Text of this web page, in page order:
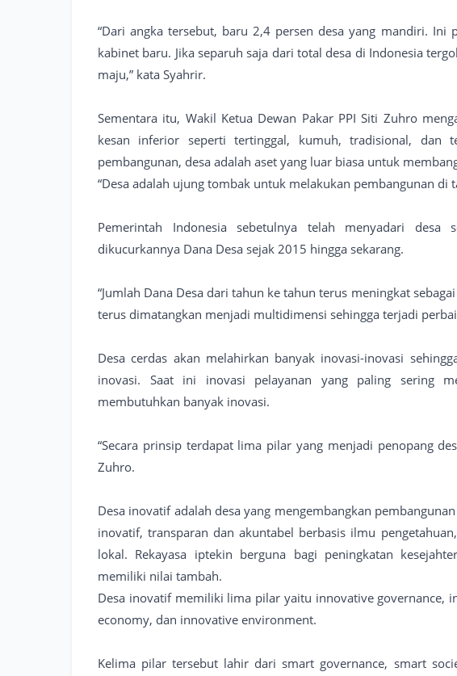
“Dari angka tersebut, baru 2,4 persen desa yang mandiri.
kabinet baru. Jika separuh saja dari total desa di Indonesia
maju,” kata Syahrir.
Sementara itu, Wakil Ketua Dewan Pakar PPI Siti Zuhro
kesan inferior seperti tertinggal, kumuh, tradisional, dan
pembangunan, desa adalah aset yang luar biasa untuk
“Desa adalah ujung tombak untuk melakukan pembangunan di
Pemerintah Indonesia sebetulnya telah menyadari desa
dikucurkannya Dana Desa sejak 2015 hingga sekarang.
“Jumlah Dana Desa dari tahun ke tahun terus meningkat
terus dimatangkan menjadi multidimensi sehingga terjadi
Desa cerdas akan melahirkan banyak inovasi-inovasi
inovasi. Saat ini inovasi pelayanan yang paling sering
membutuhkan banyak inovasi.
“Secara prinsip terdapat lima pilar yang menjadi penopang
Zuhro.
Desa inovatif adalah desa yang mengembangkan
inovatif, transparan dan akuntabel berbasis ilmu
lokal. Rekayasa iptekin berguna bagi peningkatan
memiliki nilai tambah.
Desa inovatif memiliki lima pilar yaitu innovative governance,
economy, dan innovative environment.
Kelima pilar tersebut lahir dari smart governance, smart